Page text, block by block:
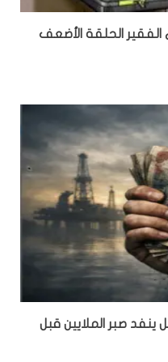
الفقير الحلقة الأضعف
ينفد صبر الملايين قبل